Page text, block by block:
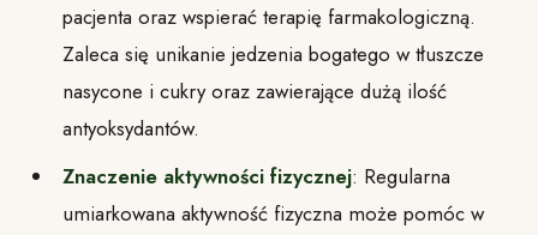
pacjenta oraz wspierać terapię farmakologiczną.
Zaleca się unikanie jedzenia bogatego w tłuszcze
nasycone i cukry oraz zawierające dużą ilość
antyoksydantów.
Znaczenie aktywności fizycznej: Regularna
umiarkowana aktywność fizyczna może pomóc w